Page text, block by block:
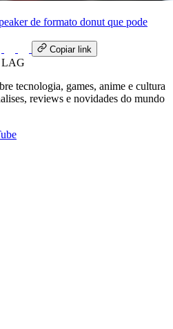
de formato donut que pode
Copiar link
LAG
tecnologia, games, anime e cultura
reviews e novidades do mundo